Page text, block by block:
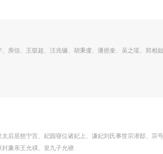
庾信、王驭超、汪兆镛、胡秉虔、潘挹奎、吴之珽、郑相
后居慈宁宫、妃园寝位诸妃上、谦妃刘氏事世宗潜邸、宗
廉亲王允禩、皇九子允禟